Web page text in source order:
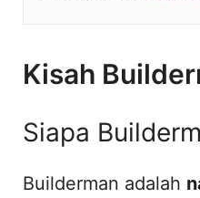
Kisah
Siapa
Builderman adalah